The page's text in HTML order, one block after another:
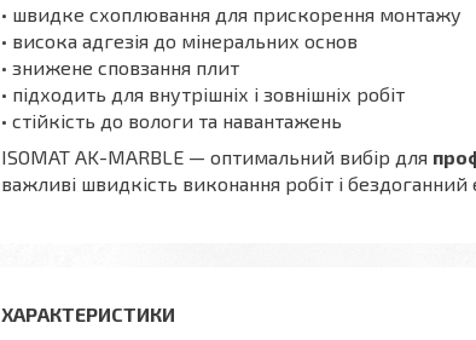
• швидке схоплювання для прискорення монтажу
• висока адгезія до мінеральних основ
• знижене сповзання плит
• підходить для внутрішніх і зовнішніх робіт
• стійкість до вологи та навантажень
ISOMAT AK-MARBLE — оптимальний вибір для
важливі швидкість виконання робіт і бездоганний
ХАРАКТЕРИСТИКИ